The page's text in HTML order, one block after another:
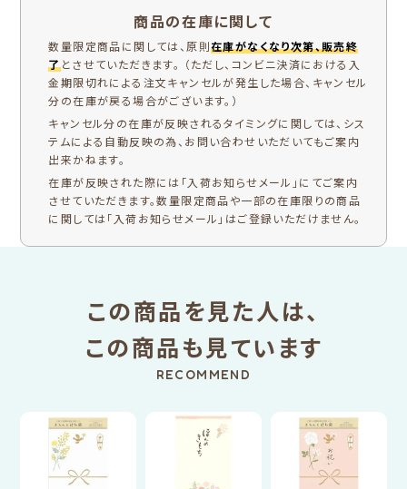
商品の在庫に関して
数量限定商品に関しては、原則在庫がなくなり次第、販売終
了とさせていただきます。 （ただし、コンビニ決済における入
金期限切れによる注文キャンセルが発生した場合、キャンセル
分の在庫が戻る場合がございます。）
キャンセル分の在庫が反映されるタイミングに関しては、シス
テムによる自動反映の為、お問い合わせいただいてもご案内
出来かねます。
在庫が反映された際には「入荷お知らせメール」にてご案内
させていただきます。数量限定商品や一部の在庫限りの商品
に関しては「入荷お知らせメール」はご登録いただけません。
この商品を見た人は、
この商品も見ています
RECOMMEND